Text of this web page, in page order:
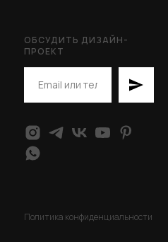
ОБСУДИТЬ ДИЗАЙН-
ПРОЕКТ
Политика конфиденциальности